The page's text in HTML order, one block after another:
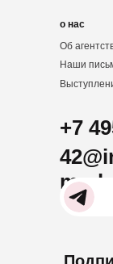
+7
о нас
Об
Наши